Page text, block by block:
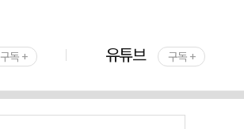
구독 + 유튜브 구독 +